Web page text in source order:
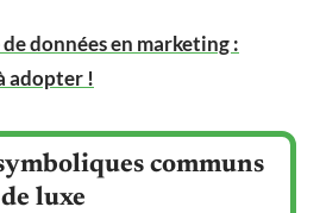
données en marketing :
adopter !
communs
luxe